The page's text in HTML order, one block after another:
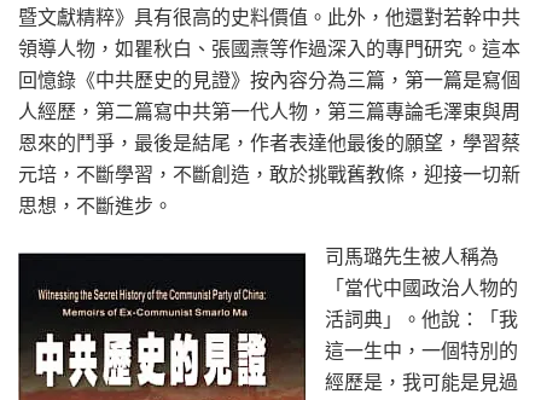
暨文獻精粹》具有很高的史料價值。此外，他還對若幹中共
領導人物，如瞿秋白、張國燾等作過深入的專門研究。這本
回憶錄《中共歷史的見證》按內容分為三篇，第一篇是寫個
人經歷，第二篇寫中共第一代人物，第三篇專論毛澤東與周
恩來的鬥爭，最後是結尾，作者表達他最後的願望，學習蔡
元培，不斷學習，不斷創造，敢於挑戰舊教條，迎接一切新
思想，不斷進步。
司馬璐先生被人稱為
「當代中國政治人物的
活詞典」。他說：「我
這一生中，一個特別的
經歷是，我可能是見過